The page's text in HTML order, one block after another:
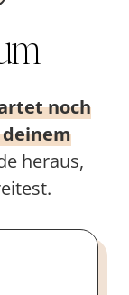
noch
heraus,